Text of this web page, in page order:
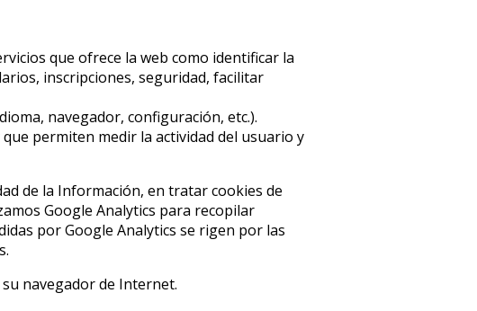
que ofrece la web como identificar la
inscripciones, seguridad, facilitar
navegador, configuración, etc.).
permiten medir la actividad del usuario y
de la Información, en tratar cookies de
Google Analytics para recopilar
por Google Analytics se rigen por las
navegador de Internet.